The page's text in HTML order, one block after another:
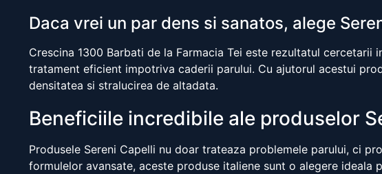
Daca vrei un par dens si sanatos, alege
Crescina 1300 Barbati de la Farmacia Tei este rezultatul
tratament eficient impotriva caderii parului. Cu ajutorul acestui
densitatea si stralucirea de altadata.
Beneficiile incredibile ale produselor
Produsele Sereni Capelli nu doar trateaza problemele parului, ci
formulelor avansate, aceste produse italiene sunt o alegere